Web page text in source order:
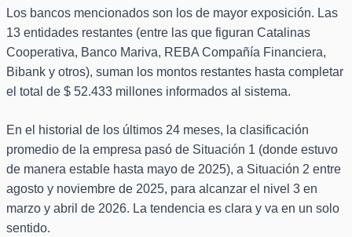
Los bancos mencionados son los de mayor exposición. Las
13 entidades restantes (entre las que figuran Catalinas
Cooperativa, Banco Mariva, REBA Compañía Financiera,
Bibank y otros), suman los montos restantes hasta completar
el total de $ 52.433 millones informados al sistema.
En el historial de los últimos 24 meses, la clasificación
promedio de la empresa pasó de Situación 1 (donde estuvo
de manera estable hasta mayo de 2025), a Situación 2 entre
agosto y noviembre de 2025, para alcanzar el nivel 3 en
marzo y abril de 2026. La tendencia es clara y va en un solo
sentido.